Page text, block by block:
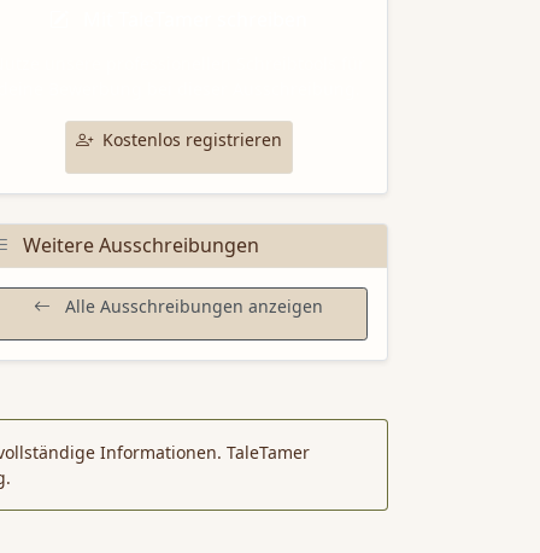
Kostenlos registrieren
Weitere Ausschreibungen
Alle Ausschreibungen anzeigen
Informationen. TaleTamer